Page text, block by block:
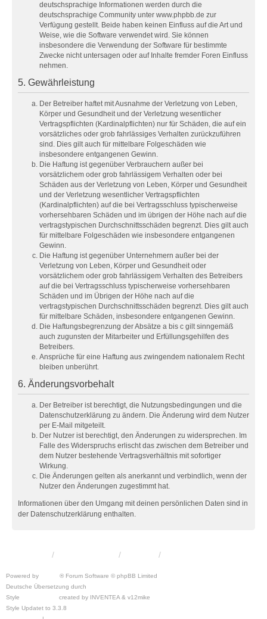
deutschsprachige Informationen werden durch die
deutschsprachige Community unter www.phpbb.de zur
Verfügung gestellt. Beide haben keinen Einfluss auf die Art und
Weise, wie die Software verwendet wird. Sie können
insbesondere die Verwendung der Software für bestimmte
Zwecke nicht untersagen oder auf Inhalte fremder Foren Einfluss
nehmen.
5. Gewährleistung
Der Betreiber haftet mit Ausnahme der Verletzung von Leben,
Körper und Gesundheit und der Verletzung wesentlicher
Vertragspflichten (Kardinalpflichten) nur für Schäden, die auf ein
vorsätzliches oder grob fahrlässiges Verhalten zurückzuführen
sind. Dies gilt auch für mittelbare Folgeschäden wie
insbesondere entgangenen Gewinn.
Die Haftung ist gegenüber Verbrauchern außer bei
vorsätzlichem oder grob fahrlässigem Verhalten oder bei
Schäden aus der Verletzung von Leben, Körper und Gesundheit
und der Verletzung wesentlicher Vertragspflichten
(Kardinalpflichten) auf die bei Vertragsschluss typischerweise
vorhersehbaren Schäden und im übrigen der Höhe nach auf die
vertragstypischen Durchschnittsschäden begrenzt. Dies gilt auch
für mittelbare Folgeschäden wie insbesondere entgangenen
Gewinn.
Die Haftung ist gegenüber Unternehmern außer bei der
Verletzung von Leben, Körper und Gesundheit oder
vorsätzlichem oder grob fahrlässigem Verhalten des Betreibers
auf die bei Vertragsschluss typischerweise vorhersehbaren
Schäden und im Übrigen der Höhe nach auf die
vertragstypischen Durchschnittsschäden begrenzt. Dies gilt auch
für mittelbare Schäden, insbesondere entgangenen Gewinn.
Die Haftungsbegrenzung der Absätze a bis c gilt sinngemäß
auch zugunsten der Mitarbeiter und Erfüllungsgehilfen des
Betreibers.
Ansprüche für eine Haftung aus zwingendem nationalem Recht
bleiben unberührt.
6. Änderungsvorbehalt
Der Betreiber ist berechtigt, die Nutzungsbedingungen und die
Datenschutzerklärung zu ändern. Die Änderung wird dem Nutzer
per E-Mail mitgeteilt.
Der Nutzer ist berechtigt, den Änderungen zu widersprechen. Im
Falle des Widerspruchs erlischt das zwischen dem Betreiber und
dem Nutzer bestehende Vertragsverhältnis mit sofortiger
Wirkung.
Die Änderungen gelten als anerkannt und verbindlich, wenn der
Nutzer den Änderungen zugestimmt hat.
Informationen über den Umgang mit deinen persönlichen Daten sind in
der Datenschutzerklärung enthalten.
Powered by
® Forum Software © phpBB Limited
Deutsche Übersetzung durch
Style
created by INVENTEA & v12mike
Style Updatet to 3.3.8